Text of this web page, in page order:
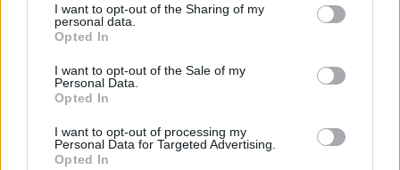
I want to opt-out of the Sharing of my
personal data.
Opted In
I want to opt-out of the Sale of my
Personal Data.
Opted In
I want to opt-out of processing my
Personal Data for Targeted Advertising.
Opted In
Σε κατάσταση κινητοποίησης Red Code και
09.08.2026 - 08.46